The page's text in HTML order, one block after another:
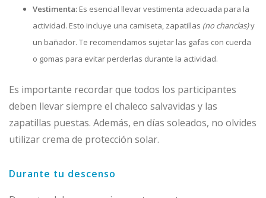
Vestimenta: Es esencial llevar vestimenta adecuada para la
actividad. Esto incluye una camiseta, zapatillas (no chanclas)y
un bañador. Te recomendamos sujetar las gafas con cuerda
o gomas para evitar perderlas durante la actividad.
Es importante recordar que todos los participantes
deben llevar siempre el chaleco salvavidas y las
zapatillas puestas. Además, en días soleados, no olvides
utilizar crema de protección solar.
Durante tu descenso